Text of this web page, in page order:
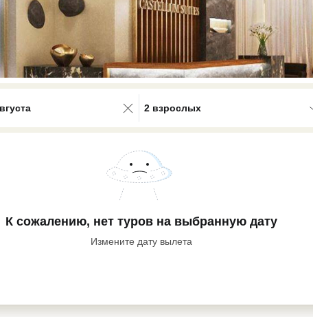
0 results available. Select is focused ,
2 взрослых
К сожалению, нет туров на выбранную дату
Измените дату вылета